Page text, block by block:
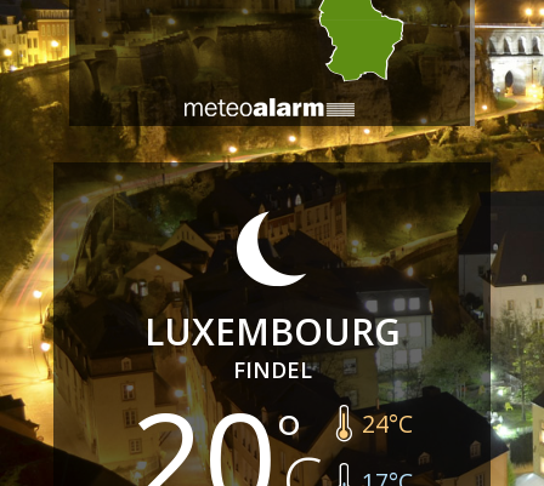
LUXEMBOURG
FINDEL
24°C